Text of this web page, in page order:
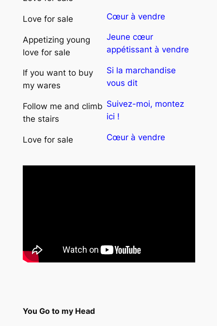
Love for sale
Appetizing young
love for sale
If you want to buy
my wares
Follow me and climb
the stairs
Love for sale
Cœur à vendre
Jeune cœur
appétissant à vendre
Si la marchandise
vous dit
Suivez-moi, montez
ici !
Cœur à vendre
You Go to my Head